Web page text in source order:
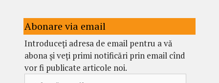
Abonare via email
Introduceți adresa de email pentru a vă
abona și veți primi notificări prin email cînd
vor fi publicate articole noi.